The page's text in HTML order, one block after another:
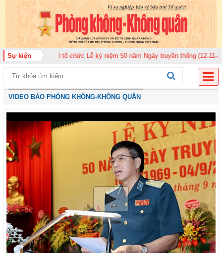
Sự kiện
920 tổ chức Lễ kỷ niệm 50 năm Ngày truyền thống (12-11-1975/12-11-
VIDEO BÁO PHÒNG KHÔNG-KHÔNG QUÂN